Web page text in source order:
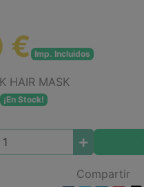
€ Imp. Incluidos
HAIR MASK
¡En Stock!
Compartir